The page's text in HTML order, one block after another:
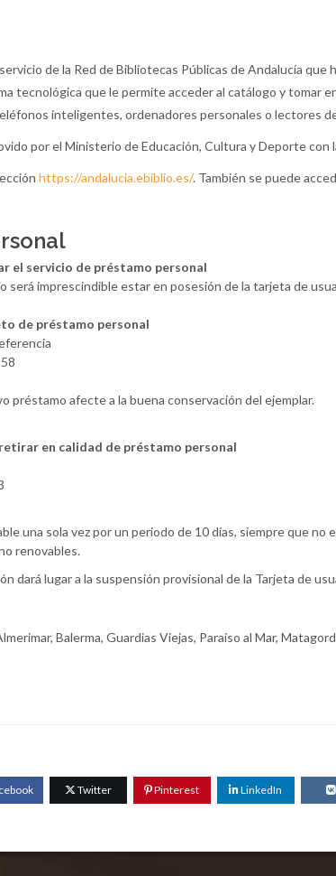
de la Red de Bibliotecas Públicas de Andalucía
tecnológica que le permite acceder al catálogo y
inteligentes, ordenadores personales o lectores
por el Ministerio de Educación, Cultura y Deporte
https://andalucia.ebiblio.es/. También se puede
el servicio de préstamo personal
será imprescindible estar en posesión de la tarjeta de
de préstamo personal
préstamo afecte a la buena conservación del ejemplar.
en calidad de préstamo personal
una sola vez por un periodo de 10 días, siempre que no
renovables.
dará lugar a la suspensión provisional de la Tarjeta de
Balerma, Guardias Viejas, Paraíso al Mar,
Twitter Pinterest LinkedIn